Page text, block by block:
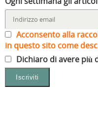
Acconsento alla
in questo sito come
Dichiaro di avere più